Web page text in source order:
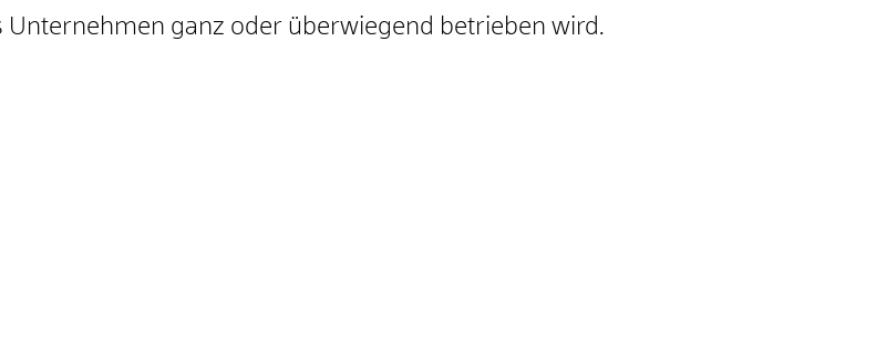
Unternehmen ganz oder überwiegend betrieben wird.